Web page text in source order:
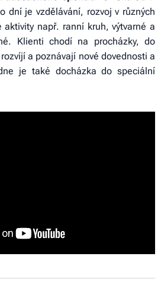
dní je vzdělávání, rozvoj v různých
aktivity např. ranní kruh, výtvarné a
Klienti chodí na procházky, do
a poznávají nové dovednosti a
je také docházka do speciální